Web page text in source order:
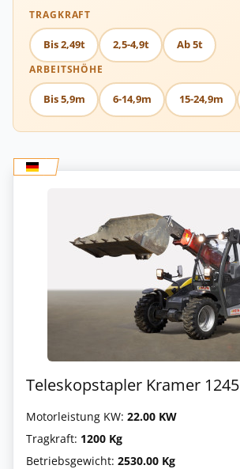
TRAGKRAFT
Bis 2,49t 2,5-4,9t Ab 5t
ARBEITSHÖHE
Bis 5,9m 6-14,9m 15-24,9m
Teleskopstapler Kramer 1245
Motorleistung KW: 22.00 KW
Tragkraft: 1200 Kg
Betriebsgewicht: 2530.00 Kg